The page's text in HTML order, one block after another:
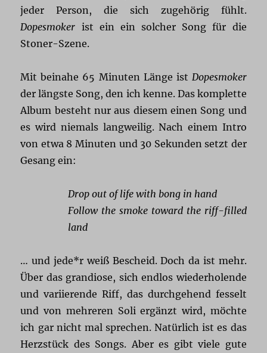
jeder Person, die sich zugehörig fühlt.
Dopesmoker ist ein ein solcher Song für die
Stoner-Szene.
Mit beinahe 65 Minuten Länge ist Dopesmoker
der längste Song, den ich kenne. Das komplette
Album besteht nur aus diesem einen Song und
es wird niemals langweilig. Nach einem Intro
von etwa 8 Minuten und 30 Sekunden setzt der
Gesang ein:
Drop out of life with bong in hand
Follow the smoke toward the riff-filled
land
… und jede*r weiß Bescheid. Doch da ist mehr.
Über das grandiose, sich endlos wiederholende
und variierende Riff, das durchgehend fesselt
und von mehreren Soli ergänzt wird, möchte
ich gar nicht mal sprechen. Natürlich ist es das
Herzstück des Songs. Aber es gibt viele gute